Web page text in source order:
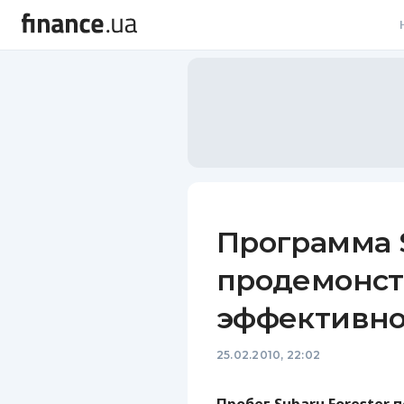
Программа
25.02.2010, 22:02